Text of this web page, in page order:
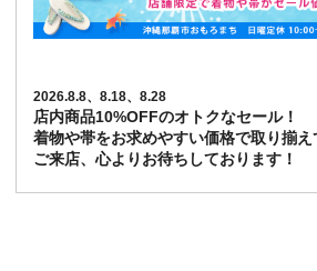
2026.8.8、8.18、8.28
店内商品10%OFFのオトクなセール！
着物や帯をお求めやすい価格で取り揃え
ご来店、心よりお待ちしております！